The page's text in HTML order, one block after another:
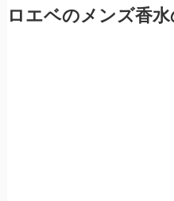
ロエベのメンズ香水